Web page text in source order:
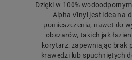
Dzięki w 100%
Alpha Vinyl jest idealna
pomieszczenia, nawet do
obszarów, takich jak
korytarz, zapewniając brak
krawędzi lub spuchniętych